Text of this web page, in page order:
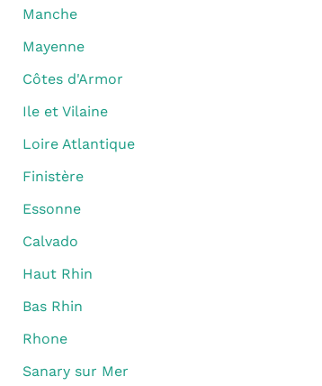
Manche
Mayenne
Côtes d'Armor
Ile et Vilaine
Loire Atlantique
Finistère
Essonne
Calvado
Haut Rhin
Bas Rhin
Rhone
Sanary sur Mer